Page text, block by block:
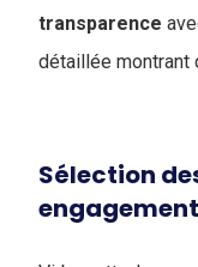
transparence
détaillée montrant
Sélection